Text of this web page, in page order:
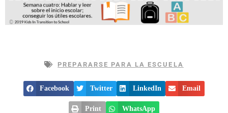
PREPARARSE PARA LA ESCUELA
Facebook Twitter LinkedIn Email
Print WhatsApp